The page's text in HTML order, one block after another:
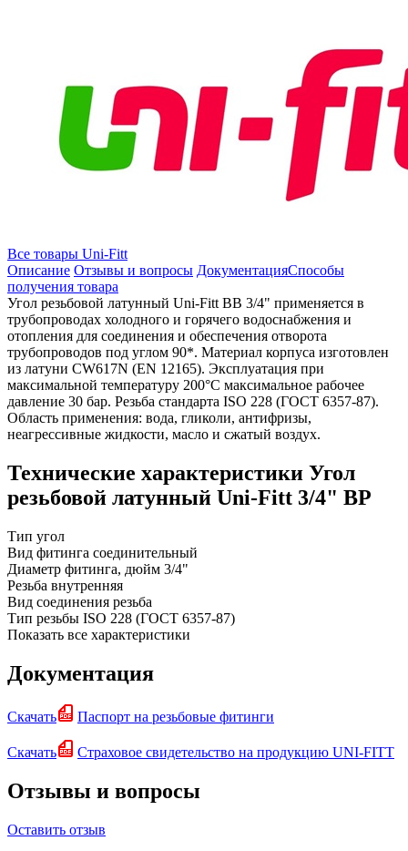
Все товары Uni-Fitt
Описание Отзывы и вопросы ДокументацияСпособы
получения товара
Угол резьбовой латунный Uni-Fitt ВВ 3/4" применяется в
трубопроводах холодного и горячего водоснабжения и
отопления для соединения и обеспечения отворота
трубопроводов под углом 90*. Материал корпуса изготовлен
из латуни CW617N (EN 12165). Эксплуатация при
максимальной температуру 200°C максимальное рабочее
давление 30 бар. Резьба стандарта ISO 228 (ГОСТ 6357-87).
Область применения: вода, гликоли, антифризы,
неагрессивные жидкости, масло и сжатый воздух.
Технические характеристики Угол
резьбовой латунный Uni-Fitt 3/4" ВР
Тип угол
Вид фитинга соединительный
Диаметр фитинга, дюйм 3/4"
Резьба внутренняя
Вид соединения резьба
Тип резьбы ISO 228 (ГОСТ 6357-87)
Показать все характеристики
Документация
Скачать Паспорт на резьбовые фитинги
Скачать Страховое свидетельство на продукцию UNI-FITT
Отзывы и вопросы
Оставить отзыв